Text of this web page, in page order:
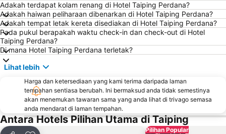
Adakah terdapat kolam renang di Hotel Taiping Perdana?
Adakah haiwan peliharaan dibenarkan di Hotel Taiping Perdana?
Adakah tempat letak kereta disediakan di Hotel Taiping Perdana?
Pada pukul berapakah waktu check-in dan check-out di Hotel
Taiping Perdana?
Di mana Hotel Taiping Perdana terletak?
Lihat lebih
Harga dan ketersediaan yang kami terima daripada laman
tempahan sentiasa berubah. Ini bermaksud anda tidak semestinya
akan menemukan tawaran sama yang anda lihat di trivago semasa
anda mendarat di laman tempahan.
Antara Hotels Pilihan Utama di Taiping
Pilihan Popular